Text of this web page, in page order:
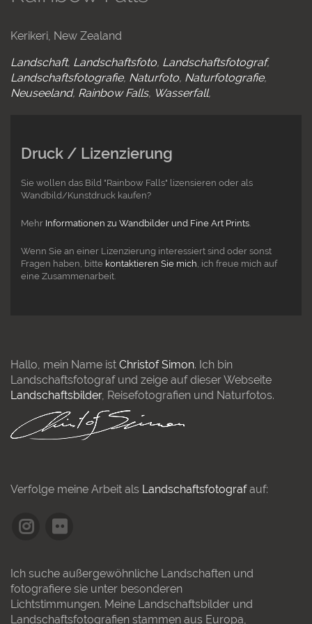
Kerikeri, New Zealand
Landschaft Landschaftsfoto Landschaftsfotograf
Landschaftsfotografie Naturfoto Naturfotografie
Neuseeland Rainbow Falls Wasserfall
Druck / Lizenzierung
Sie wollen das Bild "Rainbow Falls" lizensieren oder als
Wandbild/Kunstdruck kaufen?
Mehr Informationen zu Wandbilder und Fine Art Prints.
Wenn Sie an einer Lizenzierung interessiert sind oder sonst
Fragen haben, bitte kontaktieren Sie mich, ich freue mich auf
eine Zusammenarbeit.
Hallo, mein Name ist Christof Simon. Ich bin
Landschaftsfotograf und zeige auf dieser Webseite
Landschaftsbilder, Reisefotografien und Naturfotos.
Verfolge meine Arbeit als Landschaftsfotografauf:
Ich suche außergewöhnliche Landschaften und
fotografiere sie unter besonderen
Lichtstimmungen. Meine Landschaftsbilder und
Landschaftsfotografien stammen aus Europa,